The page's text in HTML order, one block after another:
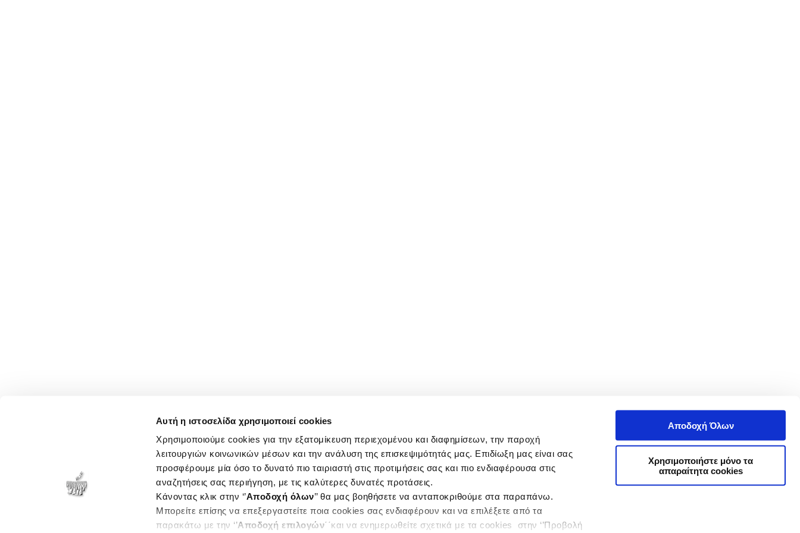
Αυτή η ιστοσελίδα χρησιμοποιεί cookies
Χρησιμοποιούμε cookies για την εξατομίκευση περιεχομένου και διαφημίσεων, την παροχή
λειτουργιών κοινωνικών μέσων και την ανάλυση της επισκεψιμότητάς μας. Επιδίωξη μας είναι σας
προσφέρουμε μία όσο το δυνατό πιο ταιριαστή στις προτιμήσεις σας και πιο ενδιαφέρουσα στις
αναζητήσεις σας περιήγηση, με τις καλύτερες δυνατές προτάσεις.
Κάνοντας κλικ στην ‘’Αποδοχή όλων’’ θα μας βοηθήσετε να ανταποκριθούμε στα παραπάνω.
Μπορείτε επίσης να επεξεργαστείτε ποια cookies σας ενδιαφέρουν και να επιλέξετε από τα
παρακάτω με την ‘’Αποδοχή επιλογών΄΄και να ενημερωθείτε σχετικά με τα cookies στην ‘’Προβολή
Αποδοχή Όλων
Χρησιμοποιήστε μόνο τα
απαραίτητα cookies